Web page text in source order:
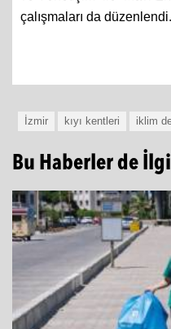
çalışmaları da düzenlendi.
İzmir kıyı kentleri iklim
Bu Haberler de